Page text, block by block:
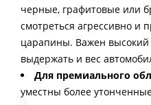
черные, графитовые или
смотреться агрессивно и
царапины. Важен высокий
выдержать и вес
Для премиального
уместны более